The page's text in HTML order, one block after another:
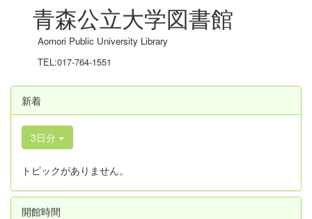
青森公立大学図書館
Aomori Public University Library
TEL:017-764-1551
新着
3日分
トピックがありません。
開館時間